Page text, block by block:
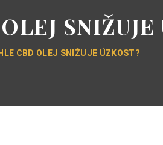
SNIŽUJE
CBD OLEJ SNIŽUJE ÚZKOST?